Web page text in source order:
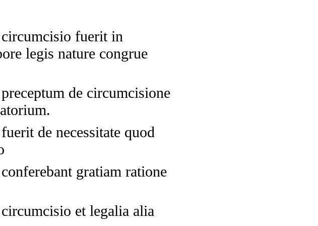
fuerit in
legis nature congrue
de circumcisione
de necessitate quod
gratiam ratione
et legalia alia